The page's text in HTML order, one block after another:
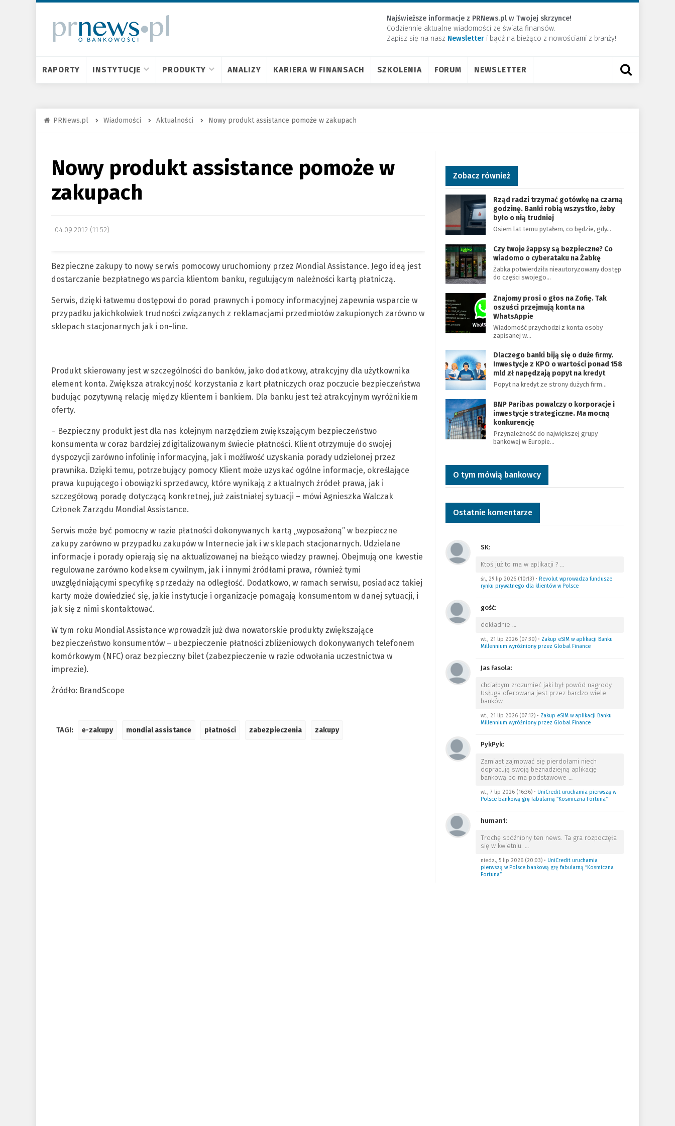
Najświeższe informacje z PRNews.pl w Twojej skrzynce!
Codziennie aktualne wiadomości ze świata finansów.
Zapisz się na nasz Newsletter ​i bądź na bieżąco z nowościami z branży!
RAPORTY INSTYTUCJE PRODUKTY ANALIZY KARIERA W FINANSACH SZKOLENIA FORUM NEWSLETTER
PRNews.pl Wiadomości Aktualności Nowy produkt assistance pomoże w zakupach
Nowy produkt assistance pomoże w
zakupach
04.09.2012 (11:52)
Bezpieczne zakupy to nowy serwis pomocowy uruchomiony przez Mondial Assistance. Jego ideą jest
dostarczanie bezpłatnego wsparcia klientom banku, regulującym należności kartą płatniczą.
Serwis, dzięki łatwemu dostępowi do porad prawnych i pomocy informacyjnej zapewnia wsparcie w
przypadku jakichkolwiek trudności związanych z reklamacjami przedmiotów zakupionych zarówno w
sklepach stacjonarnych jak i on-line.
Produkt skierowany jest w szczególności do banków, jako dodatkowy, atrakcyjny dla użytkownika
element konta. Zwiększa atrakcyjność korzystania z kart płatniczych oraz poczucie bezpieczeństwa
budując pozytywną relację między klientem i bankiem. Dla banku jest też atrakcyjnym wyróżnikiem
oferty.
– Bezpieczny produkt jest dla nas kolejnym narzędziem zwiększającym bezpieczeństwo
konsumenta w coraz bardziej zdigitalizowanym świecie płatności. Klient otrzymuje do swojej
dyspozycji zarówno infolinię informacyjną, jak i możliwość uzyskania porady udzielonej przez
prawnika. Dzięki temu, potrzebujący pomocy Klient może uzyskać ogólne informacje, określające
prawa kupującego i obowiązki sprzedawcy, które wynikają z aktualnych źródeł prawa, jak i
szczegółową poradę dotyczącą konkretnej, już zaistniałej sytuacji – mówi Agnieszka Walczak
Członek Zarządu Mondial Assistance.
Serwis może być pomocny w razie płatności dokonywanych kartą „wyposażoną” w bezpieczne
zakupy zarówno w przypadku zakupów w Internecie jak i w sklepach stacjonarnych. Udzielane
informacje i porady opierają się na aktualizowanej na bieżąco wiedzy prawnej. Obejmują one kwestie
regulowane zarówno kodeksem cywilnym, jak i innymi źródłami prawa, również tymi
uwzględniającymi specyfikę sprzedaży na odległość. Dodatkowo, w ramach serwisu, posiadacz takiej
karty może dowiedzieć się, jakie instytucje i organizacje pomagają konsumentom w danej sytuacji, i
jak się z nimi skontaktować.
W tym roku Mondial Assistance wprowadził już dwa nowatorskie produkty zwiększające
bezpieczeństwo konsumentów – ubezpieczenie płatności zbliżeniowych dokonywanych telefonem
komórkowym (NFC) oraz bezpieczny bilet (zabezpieczenie w razie odwołania uczestnictwa w
imprezie).
Źródło: BrandScope
TAGI: e-zakupy mondial assistance płatności zabezpieczenia zakupy
Zobacz również
Rząd radzi trzymać gotówkę na czarną
godzinę. Banki robią wszystko, żeby
było o nią trudniej
Osiem lat temu pytałem, co będzie, gdy…
Czy twoje żappsy są bezpieczne? Co
wiadomo o cyberataku na Żabkę
Żabka potwierdziła nieautoryzowany dostęp
do części swojego…
Znajomy prosi o głos na Zofię. Tak
oszuści przejmują konta na
WhatsAppie
Wiadomość przychodzi z konta osoby
zapisanej w…
Dlaczego banki biją się o duże firmy.
Inwestycje z KPO o wartości ponad 158
mld zł napędzają popyt na kredyt
Popyt na kredyt ze strony dużych firm…
BNP Paribas powalczy o korporacje i
inwestycje strategiczne. Ma mocną
konkurencję
Przynależność do największej grupy
bankowej w Europie…
O tym mówią bankowcy
Ostatnie komentarze
SK:
Ktoś już to ma w aplikacji ? …
śr., 29 lip 2026 (10:13)• Revolut wprowadza fundusze
rynku prywatnego dla klientów w Polsce
gość:
dokładnie …
wt., 21 lip 2026 (07:30)• Zakup eSIM w aplikacji Banku
Millennium wyróżniony przez Global Finance
Jas Fasola:
chciałbym zrozumieć jaki był powód nagrody.
Usługa oferowana jest przez bardzo wiele
banków. …
wt., 21 lip 2026 (07:12)• Zakup eSIM w aplikacji Banku
Millennium wyróżniony przez Global Finance
PykPyk:
Zamiast zajmować się pierdołami niech
dopracują swoją beznadziejną aplikację
bankową bo ma podstawowe …
wt., 7 lip 2026 (16:36)• UniCredit uruchamia pierwszą w
Polsce bankową grę fabularną “Kosmiczna Fortuna”
human1:
Trochę spóźniony ten news. Ta gra rozpoczęła
się w kwietniu. …
niedz., 5 lip 2026 (20:03)• UniCredit uruchamia
pierwszą w Polsce bankową grę fabularną “Kosmiczna
Fortuna”